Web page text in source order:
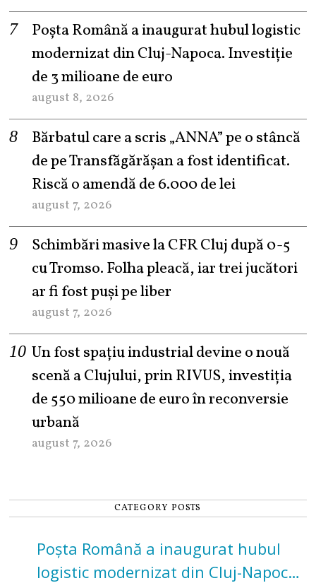
Poșta Română a inaugurat hubul logistic
modernizat din Cluj-Napoca. Investiție
de 3 milioane de euro
august 8, 2026
Bărbatul care a scris „ANNA” pe o stâncă
de pe Transfăgărășan a fost identificat.
Riscă o amendă de 6.000 de lei
august 7, 2026
Schimbări masive la CFR Cluj după 0-5
cu Tromso. Folha pleacă, iar trei jucători
ar fi fost puși pe liber
august 7, 2026
Un fost spațiu industrial devine o nouă
scenă a Clujului, prin RIVUS, investiția
de 550 milioane de euro în reconversie
urbană
august 7, 2026
CATEGORY POSTS
Poșta Română a inaugurat hubul
logistic modernizat din Cluj-Napoca.